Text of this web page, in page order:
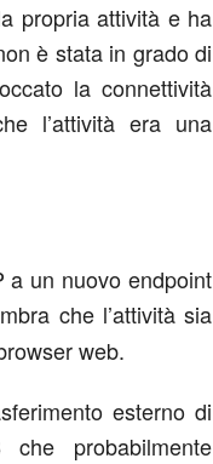
propria attività e ha
è stata in grado di
la connettività
l’attività era una
a un nuovo endpoint
che l’attività sia
web.
esterno di
probabilmente